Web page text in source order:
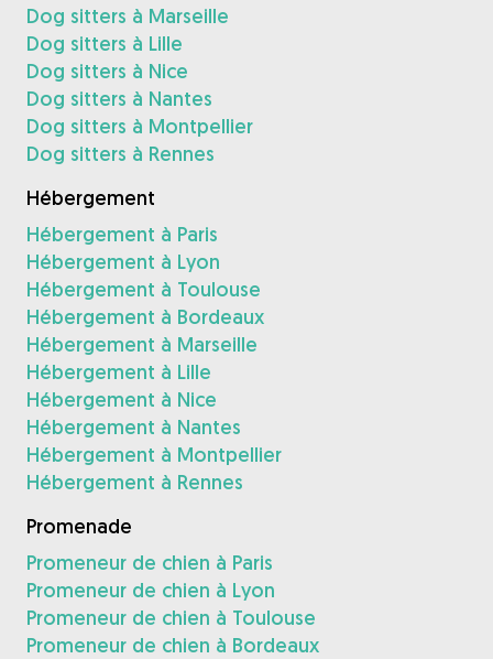
Dog sitters à Marseille
Dog sitters à Lille
Dog sitters à Nice
Dog sitters à Nantes
Dog sitters à Montpellier
Dog sitters à Rennes
Hébergement
Hébergement à Paris
Hébergement à Lyon
Hébergement à Toulouse
Hébergement à Bordeaux
Hébergement à Marseille
Hébergement à Lille
Hébergement à Nice
Hébergement à Nantes
Hébergement à Montpellier
Hébergement à Rennes
Promenade
Promeneur de chien à Paris
Promeneur de chien à Lyon
Promeneur de chien à Toulouse
Promeneur de chien à Bordeaux